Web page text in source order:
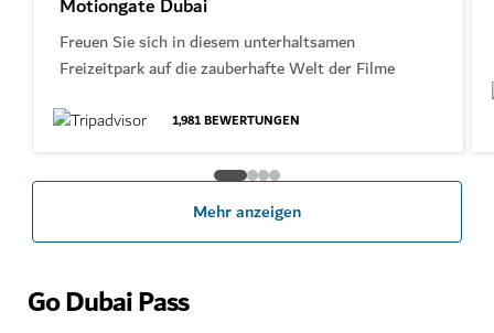
Motiongate Dubai
Freuen Sie sich in diesem unterhaltsamen
Freizeitpark auf die zauberhafte Welt der Filme
1,981BEWERTUNGEN
Mehr anzeigen
Go Dubai Pass